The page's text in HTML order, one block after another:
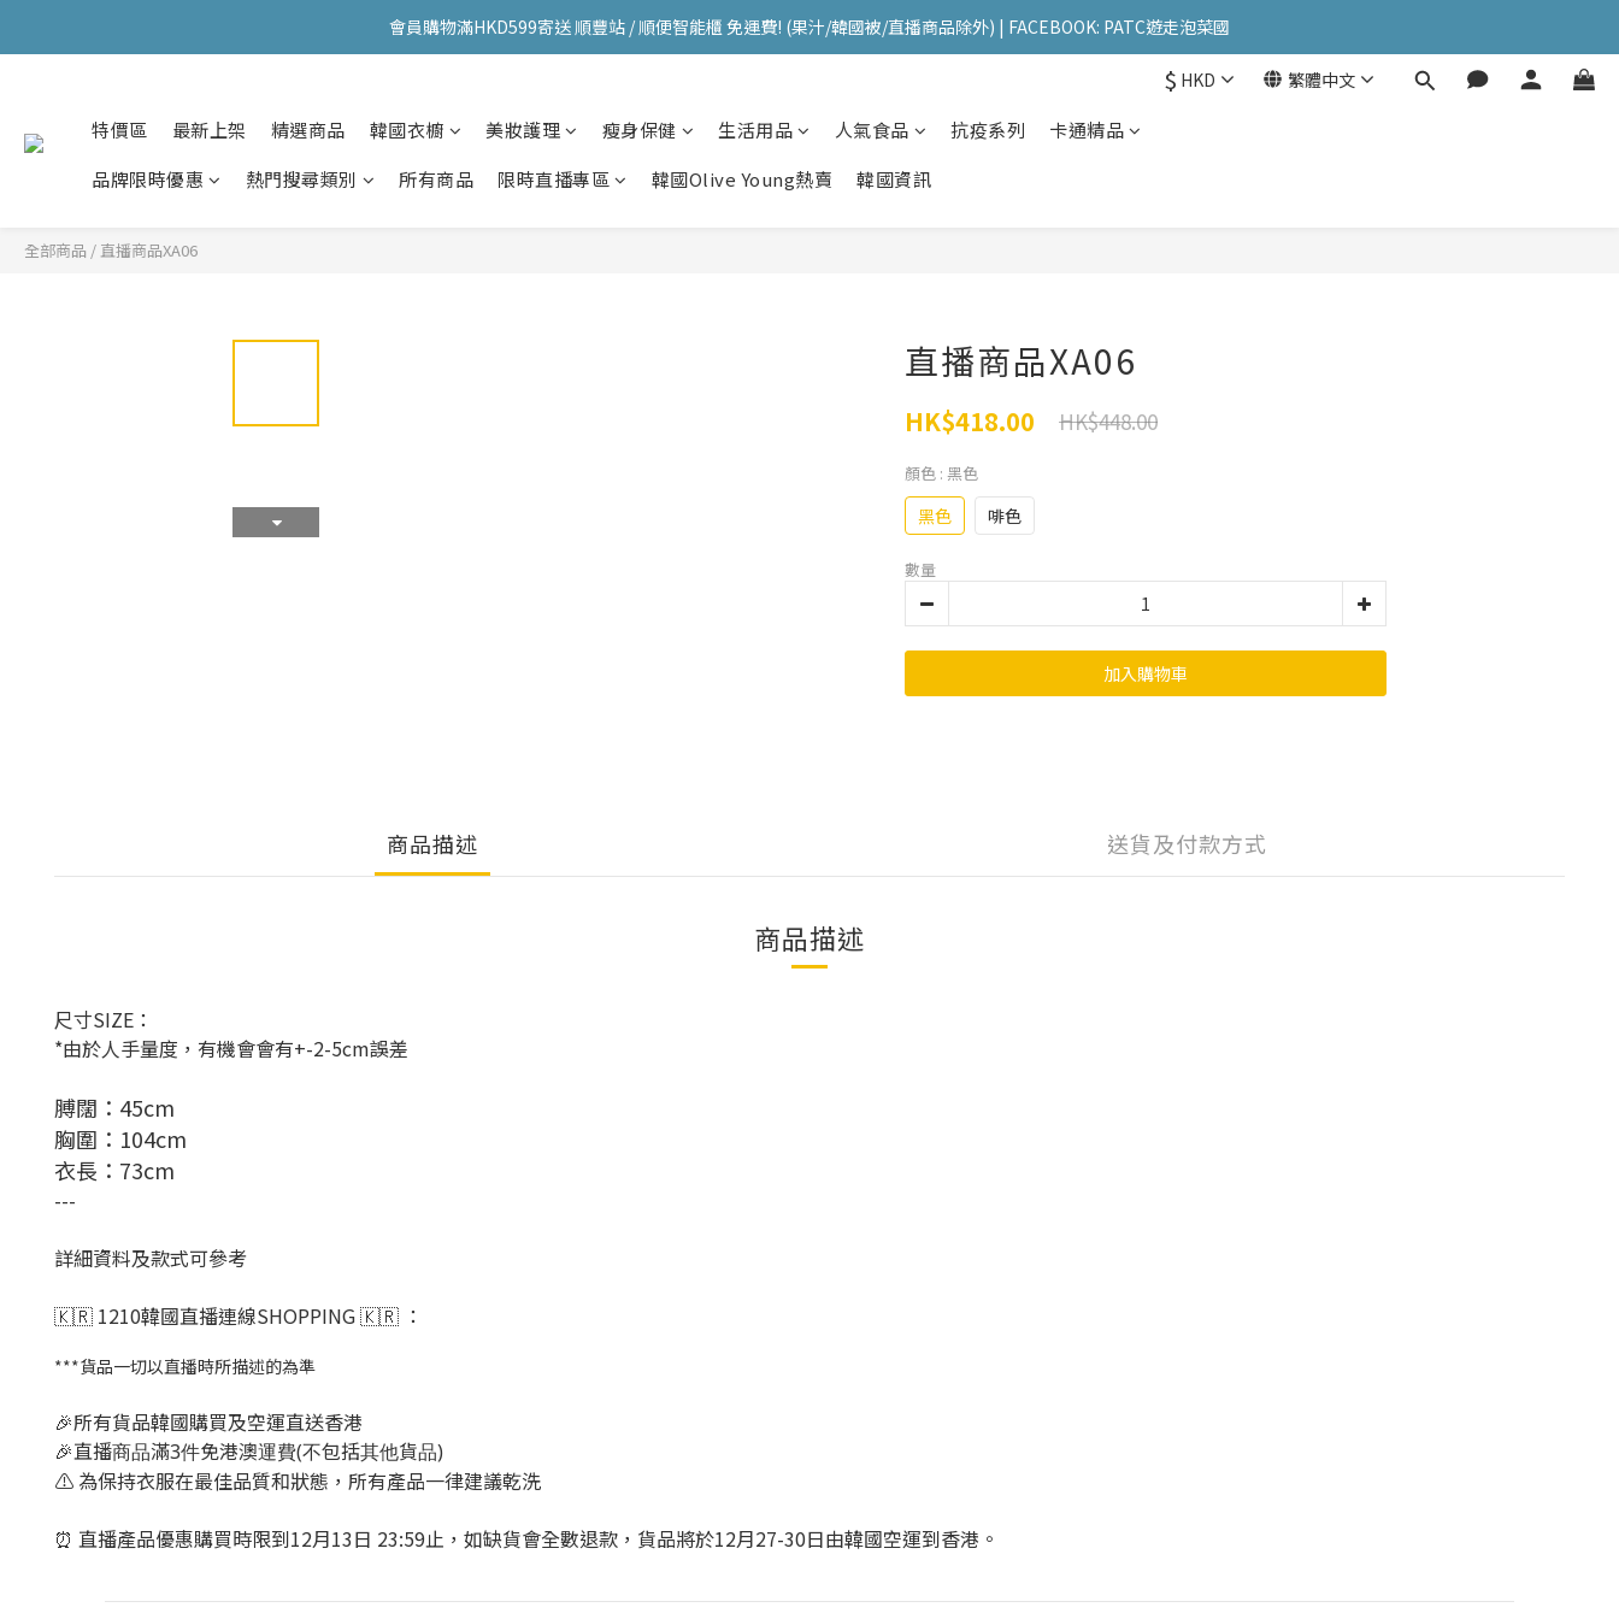
會員購物滿HKD599寄送 順豐站 / 順便智能櫃 免運費! (果汁/韓國被/直播商品除外) | FACEBOOK: PATC遊走泡菜國
會員購物滿HKD599寄送 順豐站 / 順便智能櫃 免運費! (果汁/韓國被/直播商品除外) | FACEBOOK: PATC遊走泡菜國
會員購物滿HKD599寄送 順豐站 / 順便智能櫃 免運費! (果汁/韓國被/直播商品除外) | FACEBOOK: PATC遊走泡菜國
$ HKD 繁體中文
特價區 最新上架 精選商品 韓國衣櫥 美妝護理 瘦身保健 生活用品 人氣食品 抗疫系列
卡通精品
品牌限時優惠
熱門搜尋類別 所有商品 限時直播專區 韓國Olive Young熱賣 韓國資訊
全部商品 /直播商品XA06
直播商品XA06
HK$418.00 HK$448.00
顏色 : 黑色
黑色 啡色
數量
加入購物車
商品描述 送貨及付款方式
商品描述
尺寸SIZE：
*由於人手量度，有機會會有+-2-5cm誤差
膊闊：45cm
胸圍：104cm
衣長：73cm
---
詳細資料及款式可參考
🇰🇷 1210韓國直播連線SHOPPING 🇰🇷 ：
***貨品一切以直播時所描述的為準
🎉所有貨品韓國購買及空運直送香港
🎉直播商品滿3件免港澳運費(不包括其他貨品)
⚠️ 為保持衣服在最佳品質和狀態，所有產品一律建議乾洗
⏰ 直播產品優惠購買時限到12月13日 23:59止，如缺貨會全數退款，貨品將於12月27-30日由韓國空運到香港。